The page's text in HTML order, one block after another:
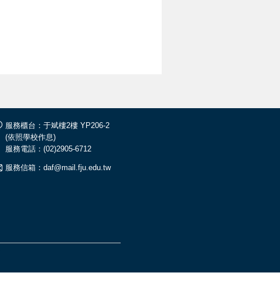
服務櫃台：于斌樓2樓 YP206-2
(依照學校作息)
服務電話：(02)2905-6712
服務信箱：daf@mail.fju.edu.tw